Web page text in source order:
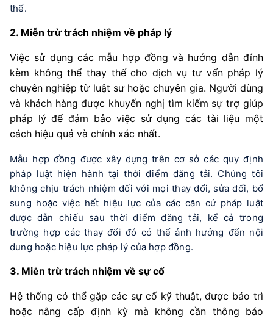
Chính sách hệ thống
Miễn trừ trách nhiệm
thể.
2. Miễn trừ trách nhiệm về pháp lý
Việc sử dụng các mẫu hợp đồng và hướng dẫn đính
kèm không thể thay thế cho dịch vụ tư vấn pháp lý
chuyên nghiệp từ luật sư hoặc chuyên gia. Người dùng
và khách hàng được khuyến nghị tìm kiếm sự trợ giúp
pháp lý để đảm bảo việc sử dụng các tài liệu một
cách hiệu quả và chính xác nhất.
Mẫu hợp đồng được xây dựng trên cơ sở các quy định
pháp luật hiện hành tại thời điểm đăng tải. Chúng tôi
không chịu trách nhiệm đối với mọi thay đổi, sửa đổi, bổ
sung hoặc việc hết hiệu lực của các căn cứ pháp luật
được dẫn chiếu sau thời điểm đăng tải, kể cả trong
trường hợp các thay đổi đó có thể ảnh hưởng đến nội
dung hoặc hiệu lực pháp lý của hợp đồng.
3. Miễn trừ trách nhiệm về sự cố
Hệ thống có thể gặp các sự cố kỹ thuật, được bảo trì
hoặc nâng cấp định kỳ mà không cần thông báo